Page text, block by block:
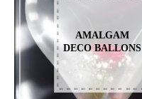
AMALGAM
DECO BALLONS